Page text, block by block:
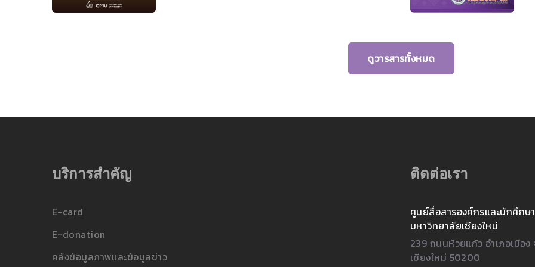
ดูวารสารทั้งหมด
บริการสำคัญ
E-card
E-donation
คลังข้อมูลภาพและข้อมูลข่าว
ติดต่อเรา
ศูนย์สื่อสารองค์กรและนักศึกษ
มหาวิทยาลัยเชียงใหม่
239 ถนนห้วยแก้ว อำเภอเมือง
เชียงใหม่ 50200